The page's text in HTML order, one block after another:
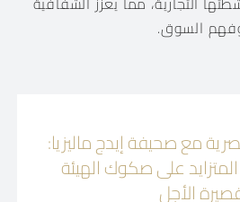
السوق.
مع صحيفة إيدج ماليزيا:
على صكوك الهيئة
الأجل